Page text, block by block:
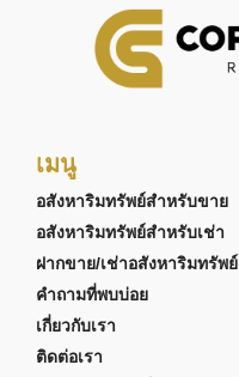
เมนู
อสังหาริมทรัพย์สำหรับขาย
อสังหาริมทรัพย์สำหรับเช่า
ฝากขาย/เช่าอสังหาริมทรัพย์
คำถามที่พบบ่อย
เกี่ยวกับเรา
ติดต่อเรา